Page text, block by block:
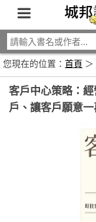
您現在的位置： 首頁 ＞
客戶中心策略：
戶、讓客戶願意